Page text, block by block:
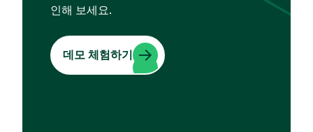
인해 보세요.
데모 체험하기